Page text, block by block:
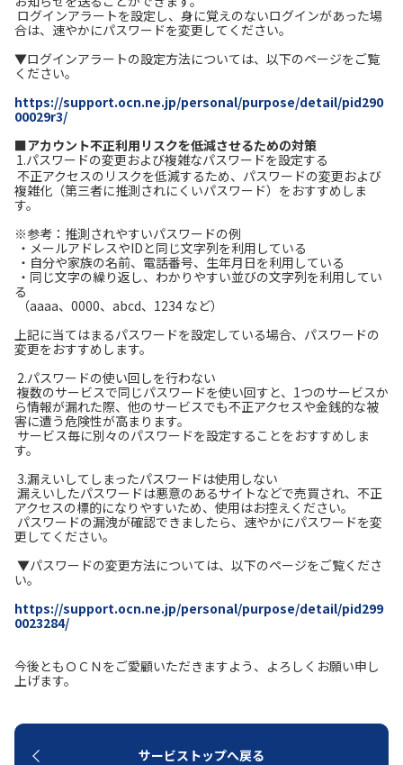
ログインアラートを設定し、身に覚えのないログインがあった場
合は、速やかにパスワードを変更してください。
▼ログインアラートの設定方法については、以下のページをご覧
ください。
https://support.ocn.ne.jp/personal/purpose/detail/pid290
00029r3/
■アカウント不正利用リスクを低減させるための対策
1.パスワードの変更および複雑なパスワードを設定する
不正アクセスのリスクを低減するため、パスワードの変更および
複雑化（第三者に推測されにくいパスワード）をおすすめしま
す。
※参考：推測されやすいパスワードの例
・メールアドレスやIDと同じ文字列を利用している
・自分や家族の名前、電話番号、生年月日を利用している
・同じ文字の繰り返し、わかりやすい並びの文字列を利用してい
る
（aaaa、0000、abcd、1234 など）
上記に当てはまるパスワードを設定している場合、パスワードの
変更をおすすめします。
2.パスワードの使い回しを行わない
複数のサービスで同じパスワードを使い回すと、1つのサービスか
ら情報が漏れた際、他のサービスでも不正アクセスや金銭的な被
害に遭う危険性が高まります。
サービス毎に別々のパスワードを設定することをおすすめしま
す。
3.漏えいしてしまったパスワードは使用しない
漏えいしたパスワードは悪意のあるサイトなどで売買され、不正
アクセスの標的になりやすいため、使用はお控えください。
パスワードの漏洩が確認できましたら、速やかにパスワードを変
更してください。
▼パスワードの変更方法については、以下のページをご覧くださ
い。
https://support.ocn.ne.jp/personal/purpose/detail/pid299
0023284/
今後ともＯＣＮをご愛顧いただきますよう、よろしくお願い申し
上げます。
サービストップへ戻る